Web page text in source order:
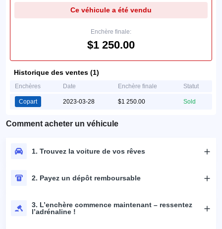
Ce véhicule a été vendu
Enchère finale:
$1 250.00
Historique des ventes (1)
Enchères Date Enchère finale Statut
Copart 2023-03-28 $1 250.00 Sold
Comment acheter un véhicule
1. Trouvez la voiture de vos rêves
2. Payez un dépôt remboursable
3. L’enchère commence maintenant – ressentez
l’adrénaline !